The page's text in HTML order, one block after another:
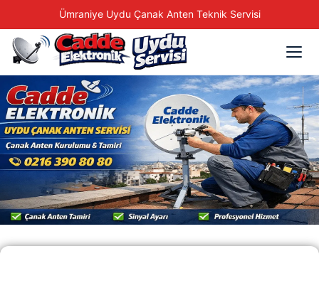
Ümraniye Uydu Çanak Anten Teknik Servisi